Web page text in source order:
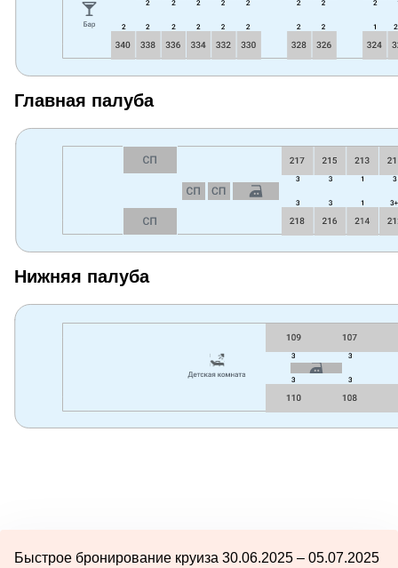
Главная палуба
Нижняя палуба
Быстрое бронирование круиза 30.06.2025 – 05.07.2025